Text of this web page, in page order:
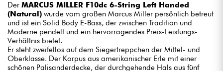
Der MARCUS MILLER F10dc 6-String Left Handed
(Natural) wurde vom großen Marcus Miller persönlich betreut
und ist ein Solid Body E-Bass, der zwischen Tradition und
Moderne pendelt und ein hervorragendes Preis-Leistungs-
Verhältnis bietet.
Er steht zweifellos auf dem Siegertreppchen der Mittel- und
Oberklasse. Der Korpus aus amerikanischer Erle mit einer
schönen Palisanderdecke, der durchgehende Hals aus fünf